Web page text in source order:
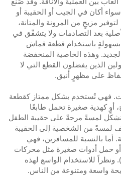
أكان في الجيب أو الحقيبة أو
لتوفير مزيجٍ من المرونة والمتانة،
بعد التصادمات ولا يتشقّق في
بسهولةٍ باستخدام قطعة قماش
وهذه الخاصية المنخفضة
الذين يفضلون القطع التي لا
على مظهرٍ أنيق.
فهي تُستخدم بشكل ممتاز كقطعة
أو كهدية صغيرة تحمل طابعًا
تشكِّل لمسةً مرحةً على حقيبة الطفل
لمسةً من الشخصية إلى الحقيبة
أما بالنسبة للمسافرين، فهي
حمل أدوات صغيرة مثل محركات
الأقراص الصلبة الخارجية (USB). ونظراً للاستخدام الواسع لهذه
واسعة ومتنوعة من الناس.